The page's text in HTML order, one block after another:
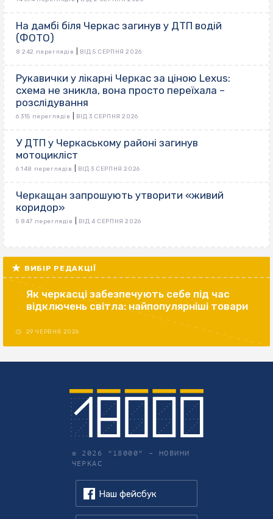
На дамбі біля Черкас загинув у ДТП водій
(ФОТО)
8 242 переглядів ВІД 5 СЕРПНЯ 2026
Рукавички у лікарні Черкас за ціною Lexus:
схема не зникла, вона просто переїхала –
розслідування
6 315 переглядів ВІД 3 СЕРПНЯ 2026
У ДТП у Черкаському районі загинув
мотоцикліст
6 148 переглядів ВІД 3 СЕРПНЯ 2026
Черкащан запрошують утворити «живий
коридор»
5 847 переглядів ВІД 4 СЕРПНЯ 2026
ВИБІР РЕДАКЦІЇ
Як черкасці забезпечують себе під час
відключень світла: найпопулярніші товари
29 ЧЕРВНЯ 2026
© 2026 "18000" – НОВИНИ
ЧЕРКАС
Наш фейсбук